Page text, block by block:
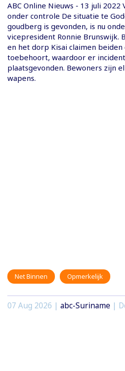
ABC Online Nieuws - 13 juli 2022
onder controle De situatie te
goudberg is gevonden, is nu
vicepresident Ronnie Brunswijk.
en het dorp Kisai claimen
toebehoort, waardoor er
plaatsgevonden. Bewoners zijn
wapens.
Net Binnen Opmerkelijk
07 Aug 2026 | abc-Suriname |